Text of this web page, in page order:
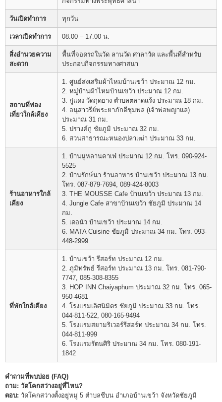
วันเปิดทำการ ทุกวัน
เวลาเปิดทำการ 08.00 – 17.00 น.
สิ่งอำนวยความ
สะดวก
พื้นที่จอดรถในวัด ลานวัด ศาลาวัด และพื้นที่สำหรับ
ประกอบกิจกรรมทางศาสนา
สถานที่ท่อง
เที่ยวใกล้เคียง
1. ศูนย์ส่งเสริมผ้าไหมบ้านเขว้า ประมาณ 12 กม.
2. หมู่บ้านผ้าไหมบ้านเขว้า ประมาณ 12 กม.
3. กู่แดง วัดกุดยาง ตำบลตลาดแร้ง ประมาณ 18 กม.
4. อนุสาวรีย์พระยาภักดีชุมพล (เจ้าพ่อพญาแล)
ประมาณ 31 กม.
5. ปรางค์กู่ ชัยภูมิ ประมาณ 32 กม.
6. สวนสาธารณะหนองปลาเฒ่า ประมาณ 33 กม.
ร้านอาหารใกล้
เคียง
1. บ้านมู่หลานคาเฟ่ ประมาณ 12 กม. โทร. 090-924-
5525
2. บ้านรักษ์นา ร้านอาหาร บ้านเขว้า ประมาณ 13 กม.
โทร. 087-879-7694, 089-424-8003
3. THE MOUSSE Cafe บ้านเขว้า ประมาณ 13 กม.
4. Jungle Cafe สาขาบ้านเขว้า ชัยภูมิ ประมาณ 14
กม.
5. เดอนัว บ้านเขว้า ประมาณ 14 กม.
6. MATA Cuisine ชัยภูมิ ประมาณ 34 กม. โทร. 093-
448-2999
ที่พักใกล้เคียง
1. บ้านเขว้า รีสอร์ท ประมาณ 12 กม.
2. ภูมิทรัพย์ รีสอร์ท ประมาณ 13 กม. โทร. 081-790-
7747, 085-308-8355
3. HOP INN Chaiyaphum ประมาณ 32 กม. โทร. 065-
950-4681
4. โรงแรมเลิศนิมิตร ชัยภูมิ ประมาณ 33 กม. โทร.
044-811-522, 080-165-9494
5. โรงแรมสยามริเวอร์รีสอร์ท ประมาณ 34 กม. โทร.
044-811-999
6. โรงแรมรัตนศิริ ประมาณ 34 กม. โทร. 080-191-
1842
คำถามที่พบบ่อย (FAQ)
ถาม: วัดโคกสว่างอยู่ที่ไหน?
ตอบ: วัดโคกสว่างตั้งอยู่หมู่ 5 ตำบลชีบน อำเภอบ้านเขว้า จังหวัดชัยภูมิ